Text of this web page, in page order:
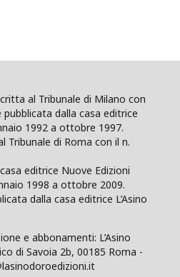
al Tribunale di Milano con
pubblicata dalla casa editrice
1992 a ottobre 1997.
Tribunale di Roma con il n.
editrice Nuove Edizioni
1998 a ottobre 2009.
dalla casa editrice L’Asino
e abbonamenti: L’Asino
di Savoia 2b, 00185 Roma -